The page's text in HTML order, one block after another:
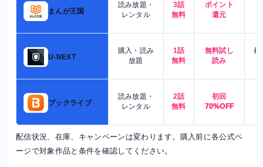
まんが王国
読み放題・
レンタル
3話
無料
ポイント
還元
U-NEXT
購入・読み
放題
1話
無料
無料試し
読み
都
ブックライブ
読み放題・
レンタル
2話
無料
初回
70%OFF
配信状況、在庫、キャンペーンは変わります。購入前に各公式ペ
ージで対象作品と条件を確認してください。